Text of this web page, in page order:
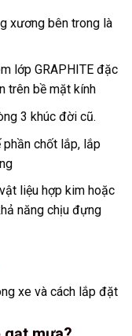
xương bên trong là
lớp GRAPHITE đặc
trên bề mặt kính
3 khúc đời cũ.
phần chốt lắp, lắp
liệu hợp kim hoặc
năng chịu đựng
xe và cách lắp đặt